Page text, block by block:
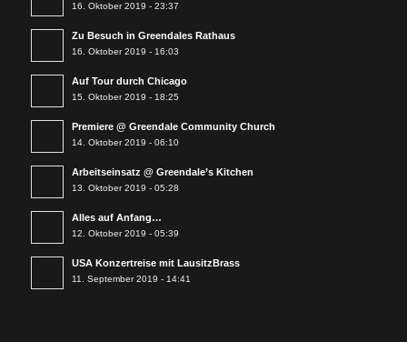
16. Oktober 2019 - 23:37
Zu Besuch in Greendales Rathaus
16. Oktober 2019 - 16:03
Auf Tour durch Chicago
15. Oktober 2019 - 18:25
Premiere @ Greendale Community Church
14. Oktober 2019 - 06:10
Arbeitseinsatz @ Greendale’s Kitchen
13. Oktober 2019 - 05:28
Alles auf Anfang…
12. Oktober 2019 - 05:39
USA Konzertreise mit LausitzBrass
11. September 2019 - 14:41